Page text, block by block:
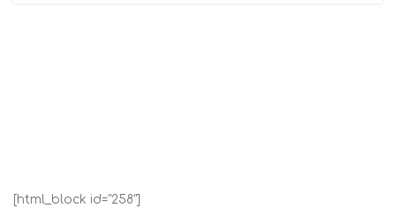
[html_block id="258"]